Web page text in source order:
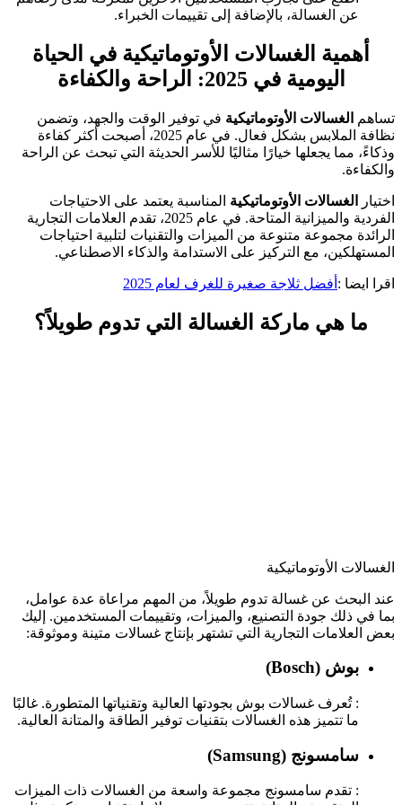
عن الغسالة، بالإضافة إلى تقييمات الخبراء.
أهمية الغسالات الأوتوماتيكية في الحياة
اليومية في 2025: الراحة والكفاءة
تساهم الغسالات الأوتوماتيكية في توفير الوقت والجهد، وتضمن
نظافة الملابس بشكل فعال. في عام 2025، أصبحت أكثر كفاءة
وذكاءً، مما يجعلها خيارًا مثاليًا للأسر الحديثة التي تبحث عن الراحة
والكفاءة.
اختيار الغسالات الأوتوماتيكية المناسبة يعتمد على الاحتياجات
الفردية والميزانية المتاحة. في عام 2025، تقدم العلامات التجارية
الرائدة مجموعة متنوعة من الميزات والتقنيات لتلبية احتياجات
المستهلكين، مع التركيز على الاستدامة والذكاء الاصطناعي.
اقرا ايضا : أفضل ثلاجة صغيرة للغرف لعام 2025
ما هي ماركة الغسالة التي تدوم طويلاً؟
الغسالات الأوتوماتيكية
عند البحث عن غسالة تدوم طويلاً، من المهم مراعاة عدة عوامل،
بما في ذلك جودة التصنيع، والميزات، وتقييمات المستخدمين. إليك
بعض العلامات التجارية التي تشتهر بإنتاج غسالات متينة وموثوقة:
بوش (Bosch)
: تُعرف غسالات بوش بجودتها العالية وتقنياتها المتطورة. غالبًا
ما تتميز هذه الغسالات بتقنيات توفير الطاقة والمتانة العالية.
سامسونج (Samsung)
: تقدم سامسونج مجموعة واسعة من الغسالات ذات الميزات